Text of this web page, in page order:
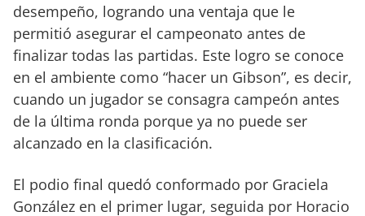
desempeño, logrando una ventaja que le
permitió asegurar el campeonato antes de
finalizar todas las partidas. Este logro se conoce
en el ambiente como “hacer un Gibson”, es decir,
cuando un jugador se consagra campeón antes
de la última ronda porque ya no puede ser
alcanzado en la clasificación.
El podio final quedó conformado por Graciela
González en el primer lugar, seguida por Horacio